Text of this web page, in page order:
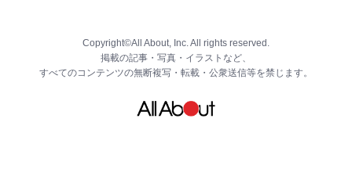
Copyright©All About, Inc. All rights reserved.
掲載の記事・写真・イラストなど、
すべてのコンテンツの無断複写・転載・公衆送信等を禁じます。